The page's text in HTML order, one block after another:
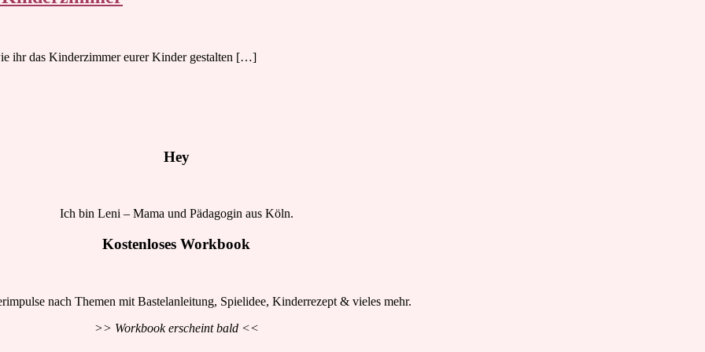
ihr das Kinderzimmer eurer Kinder gestalten […]
Hey
Ich bin Leni – Mama und Pädagogin aus Köln.
Kostenloses Workbook
nach Themen mit Bastelanleitung, Spielidee, Kinderrezept & vieles mehr.
>> Workbook erscheint bald <<